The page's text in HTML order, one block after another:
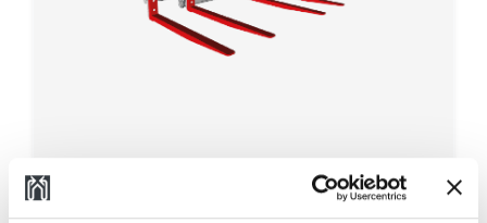
917.2 Double Fork Positioner for